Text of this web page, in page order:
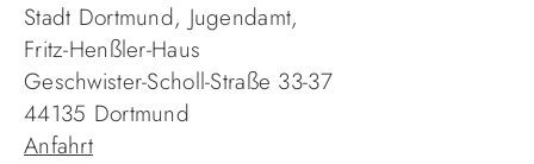
Stadt Dortmund, Jugendamt,
Fritz-Henßler-Haus
Geschwister-Scholl-Straße 33-37
44135 Dortmund
Anfahrt